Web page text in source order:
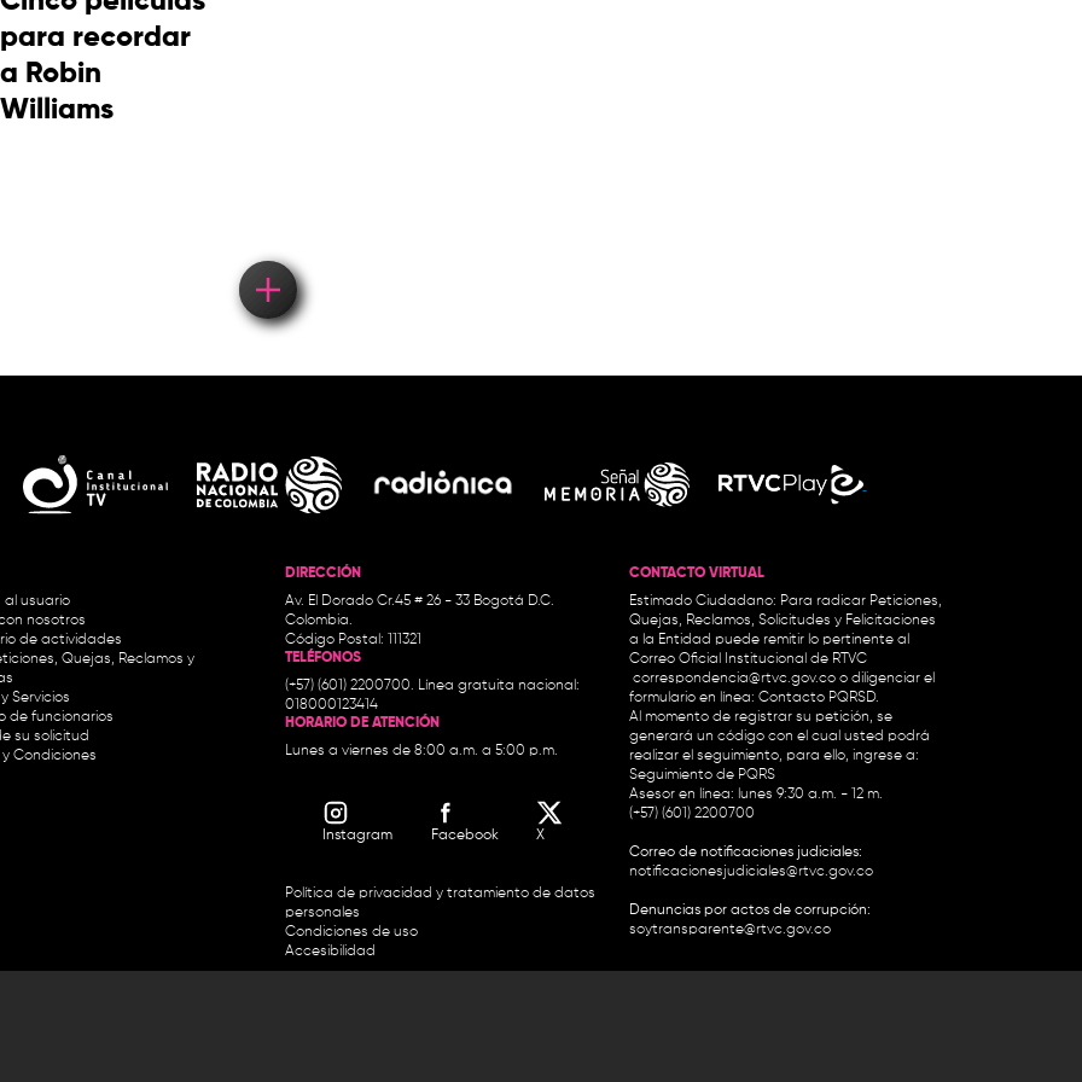
para recordar
a Robin
Williams
al usuario
nosotros
de actividades
Quejas, Reclamos y
Servicios
de funcionarios
su solicitud
y Condiciones
DIRECCIÓN
Av. El Dorado Cr.45 # 26 - 33 Bogotá D.C.
Colombia.
Código Postal: 111321
TELÉFONOS
(+57) (601) 2200700. Línea gratuita nacional:
018000123414
HORARIO DE ATENCIÓN
Lunes a viernes de 8:00 a.m. a 5:00 p.m.
Instagram Facebook X
Política de privacidad y tratamiento de datos
personales
Condiciones de uso
Accesibilidad
CONTACTO VIRTUAL
Estimado Ciudadano: Para radicar Peticiones,
Quejas, Reclamos, Solicitudes y Felicitaciones
a la Entidad puede remitir lo pertinente al
Correo Oficial Institucional de RTVC
correspondencia@rtvc.gov.co o diligenciar el
formulario en línea: Contacto PQRSD.
Al momento de registrar su petición, se
generará un código con el cual usted podrá
realizar el seguimiento, para ello, ingrese a:
Seguimiento de PQRS
Asesor en línea: lunes 9:30 a.m. - 12 m.
(+57) (601) 2200700
Correo de notificaciones judiciales:
notificacionesjudiciales@rtvc.gov.co
Denuncias por actos de corrupción:
soytransparente@rtvc.gov.co